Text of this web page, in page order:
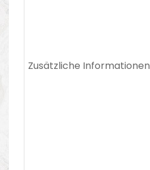
Zusätzliche Informationen